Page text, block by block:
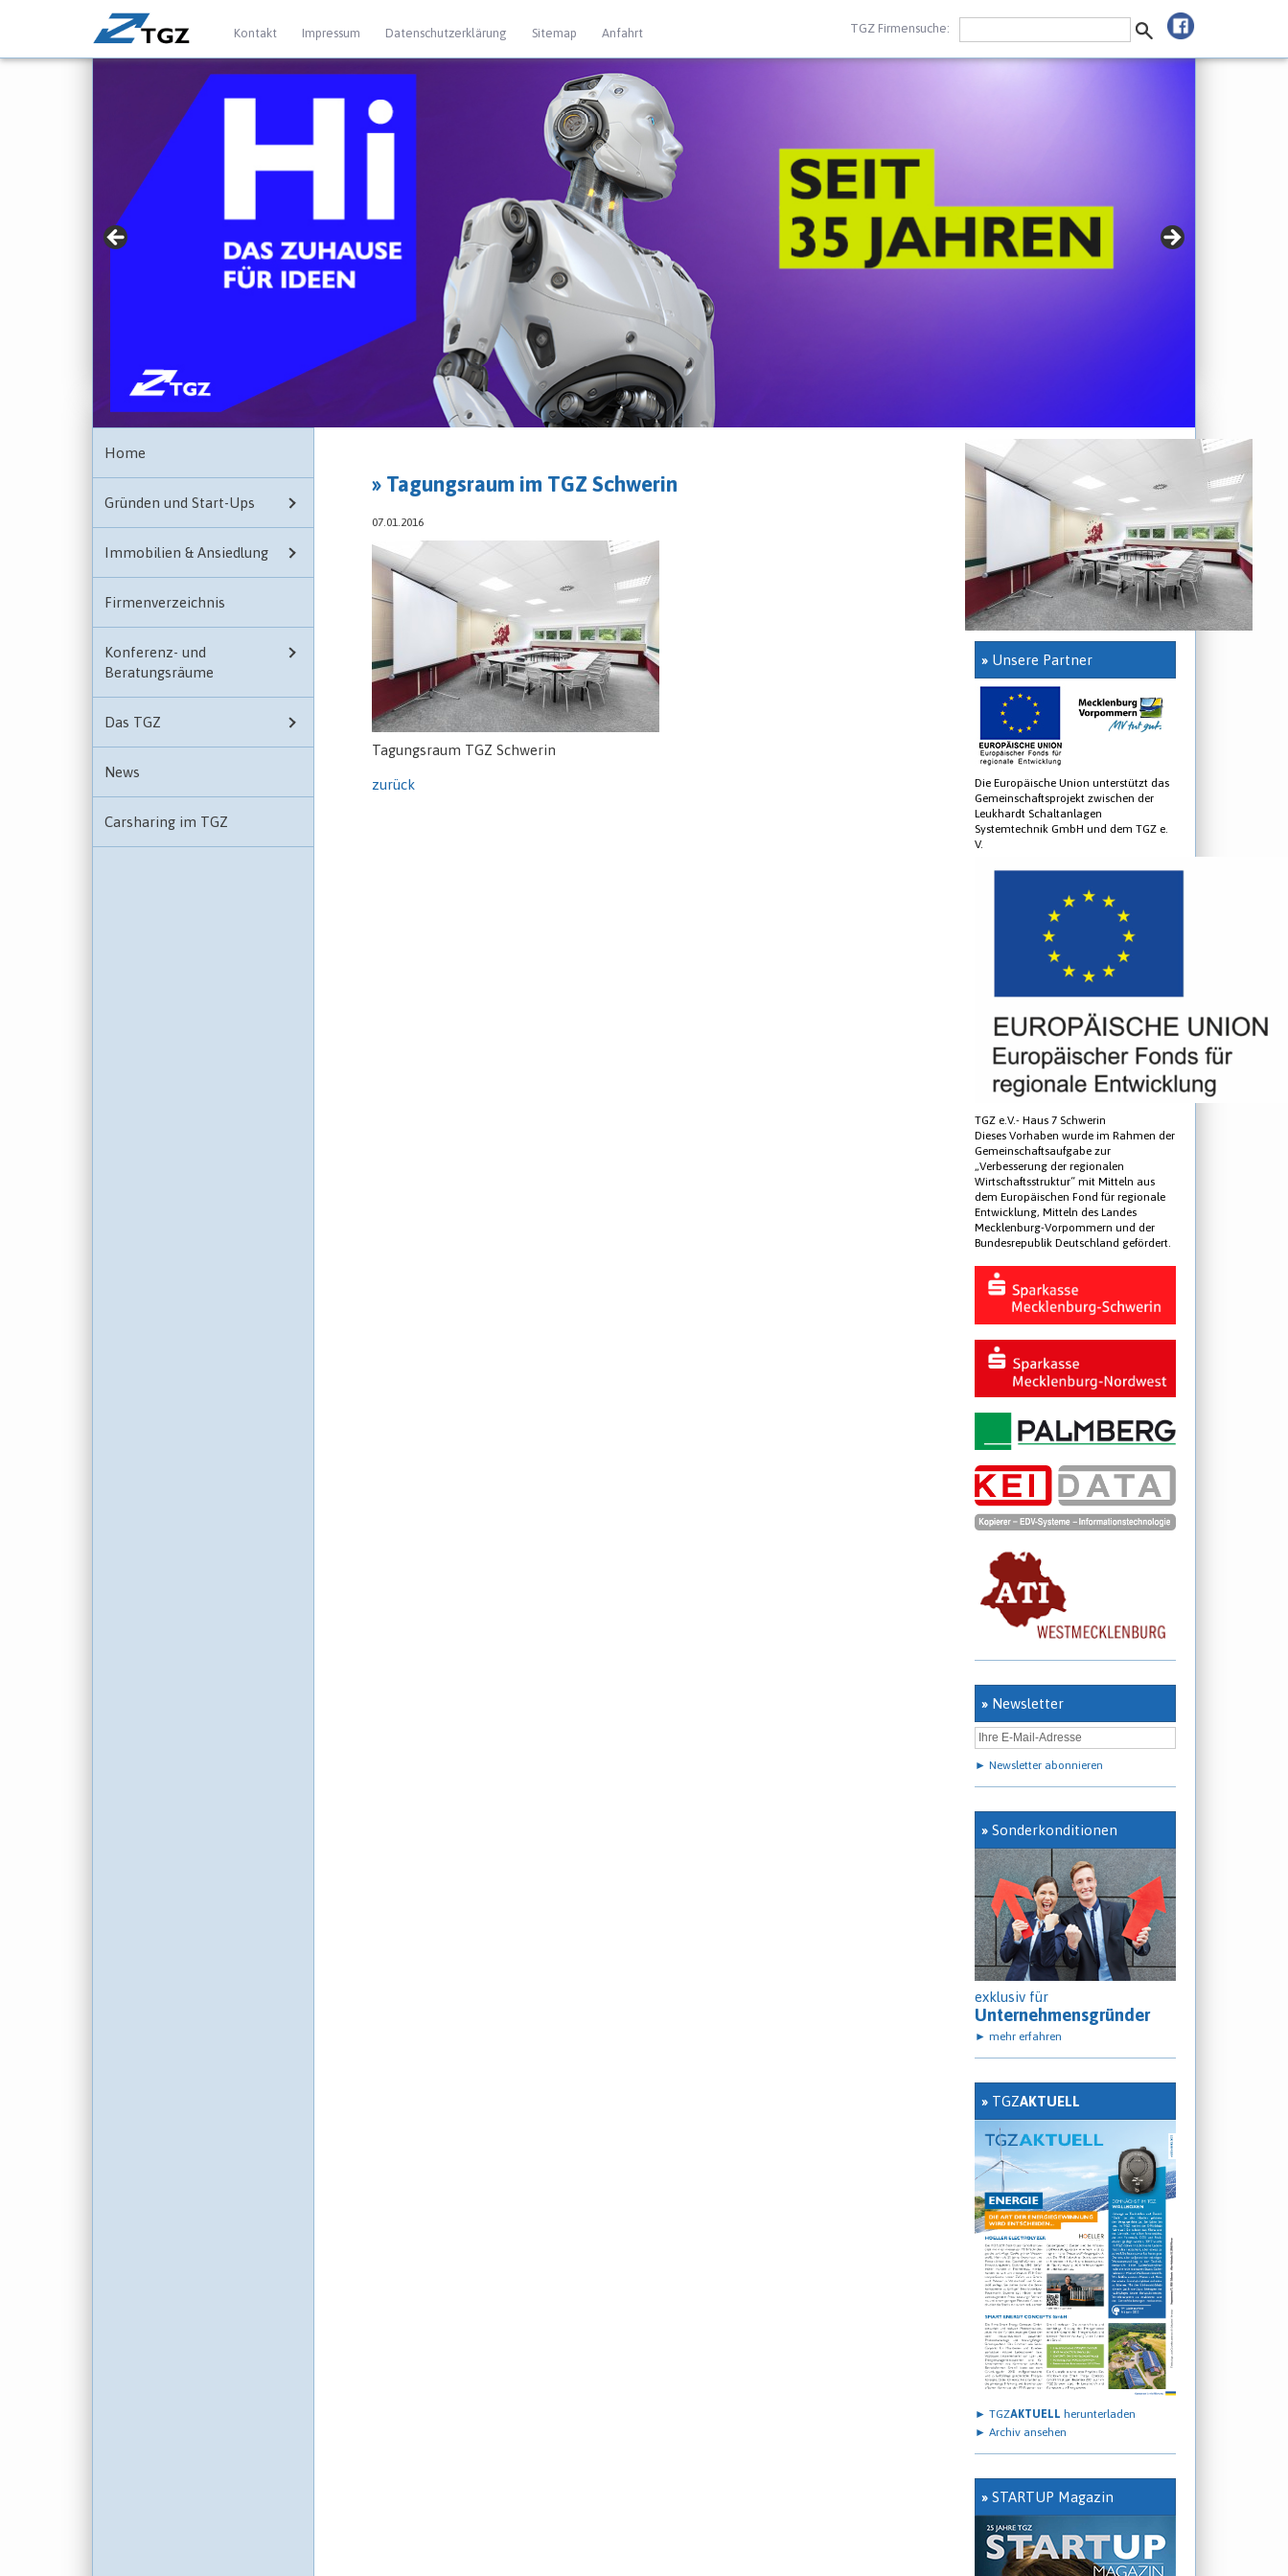
Kontakt Impressum Datenschutzerklärung Sitemap Anfahrt TGZ Firmensuche:
» Für Gründer mit Extras
► jetzt mehr erfahren
Home
Gründen und Start-Ups
Immobilien & Ansiedlung
Firmenverzeichnis
Konferenz- und
Beratungsräume
Das TGZ
News
Carsharing im TGZ
» Tagungsraum im TGZ Schwerin
07.01.2016
Tagungsraum TGZ Schwerin
zurück
» Unsere Partner
Die Europäische Union unterstützt das
Gemeinschaftsprojekt zwischen der
Leukhardt Schaltanlagen
Systemtechnik GmbH und dem TGZ e.
V.
TGZ e.V.- Haus 7 Schwerin
Dieses Vorhaben wurde im Rahmen der
Gemeinschaftsaufgabe zur
„Verbesserung der regionalen
Wirtschaftsstruktur“ mit Mitteln aus
dem Europäischen Fond für regionale
Entwicklung, Mitteln des Landes
Mecklenburg-Vorpommern und der
Bundesrepublik Deutschland gefördert.
» Newsletter
► Newsletter abonnieren
» Sonderkonditionen
exklusiv für
Unternehmensgründer
► mehr erfahren
» TGZAKTUELL
► TGZAKTUELL herunterladen
► Archiv ansehen
» STARTUP Magazin